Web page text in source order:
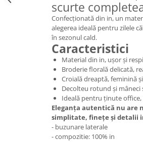
scurte
Confecționată din in, un
alegerea ideală pentru zilele
în sezonul cald.
Caracteristici
Material din in, ușor și
Broderie florală delicată,
Croială dreaptă, feminină
Decolteu rotund și mâneci
Ideală pentru ținute office,
Eleganța autentică nu are
simplitate, finețe și detalii
- buzunare laterale
- compozitie: 100% in